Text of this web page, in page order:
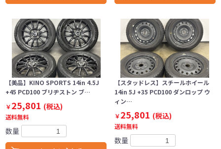
【美品】KINO SPORTS 14in 4.5J
+45 PCD100 ブリヂストン ブ…
￥25,801 (税込)
送料無料
数量
【スタッドレス】スチールホイール
14in 5J +35 PCD100 ダンロップ ウ
ィン…
￥25,801 (税込)
送料無料
数量